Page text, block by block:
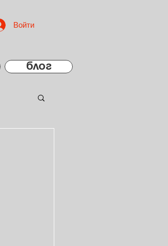
Войти
БЛОГ